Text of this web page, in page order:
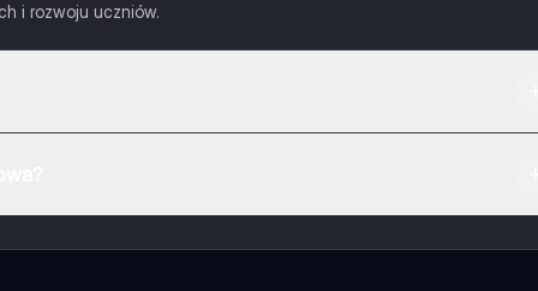
i rozwoju uczniów.
pewne funkcje w aplikacji, które również możesz otrzymać za